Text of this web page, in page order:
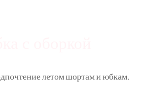
летом шортам и юбкам,